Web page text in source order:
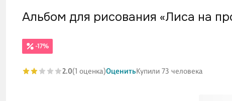
-17%
Альбом для рисования «Лиса на
2.0(1 оценка)ОценитьКупили 73 человека